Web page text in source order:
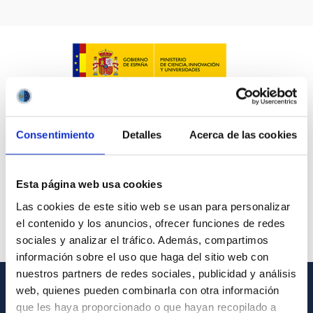
Consentimiento Detalles Acerca de las cookies
Esta página web usa cookies
Las cookies de este sitio web se usan para personalizar
el contenido y los anuncios, ofrecer funciones de redes
sociales y analizar el tráfico. Además, compartimos
información sobre el uso que haga del sitio web con
nuestros partners de redes sociales, publicidad y análisis
web, quienes pueden combinarla con otra información
que les haya proporcionado o que hayan recopilado a
INFORMACIÓN GENERAL